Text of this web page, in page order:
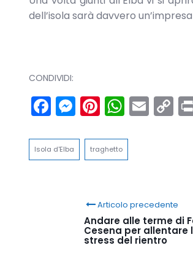
dell’isola sarà davvero
CONDIVIDI:
Facebook
Messenger
Pinterest
Isola d'Elba traghetto
Articolo precedente
Andare alle terme di
Cesena per allentare
stress del rientro